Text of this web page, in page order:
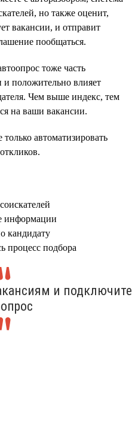
но также оценит,
вакансии, и отправит
пообщаться.
тоже часть
положительно влияет
Чем выше индекс, тем
на ваши вакансии.
автоматизировать
информации
кандидату
процесс подбора
и подключите